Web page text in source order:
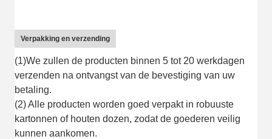
Verpakking en verzending
(1)We zullen de producten binnen 5 tot 20 werkdagen
verzenden na ontvangst van de bevestiging van uw
betaling.
(2) Alle producten worden goed verpakt in robuuste
kartonnen of houten dozen, zodat de goederen veilig
kunnen aankomen.